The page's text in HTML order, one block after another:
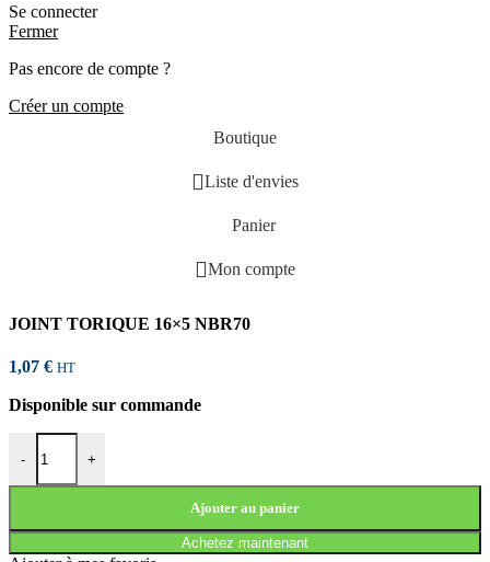
Se connecter
Fermer
Pas encore de compte ?
Créer un compte
Boutique
Liste d'envies
Panier
Mon compte
JOINT TORIQUE 16×5 NBR70
1,07 € HT
Disponible sur commande
-
quantité de JOINT TORIQUE 16x5 NBR70
+
Ajouter au panier
Achetez maintenant